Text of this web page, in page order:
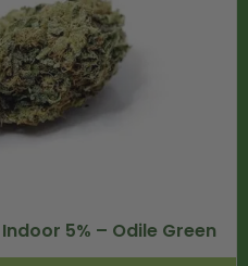
5% – Odile Green